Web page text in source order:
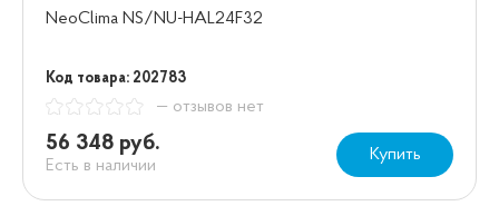
NeoClima NS/NU-HAL24F32
Код товара: 202783
— отзывов нет
56 348 руб.
Есть в наличии
Купить